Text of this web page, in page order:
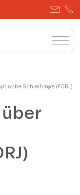
Schleifringe (FORJ)